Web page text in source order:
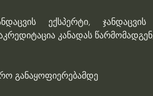
ექსპერტი,
კანადას
განაყოფიერებამდე